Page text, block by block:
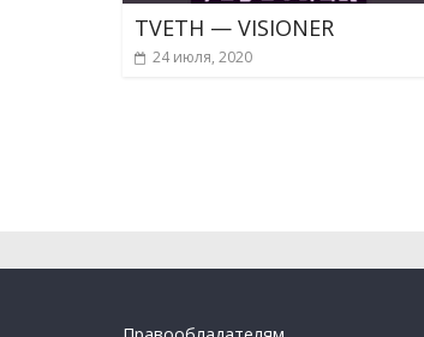
TVETH — VISIONER
24 июля, 2020